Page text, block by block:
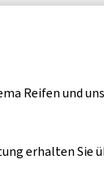
Reifen und
erhalten Sie